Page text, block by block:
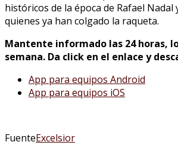
históricos de la época de Rafael Nadal
quienes ya han colgado la raqueta.
Mantente informado las 24 horas,
semana. Da click en el enlace y
App para equipos Android
App para equipos iOS
FuenteExcelsior